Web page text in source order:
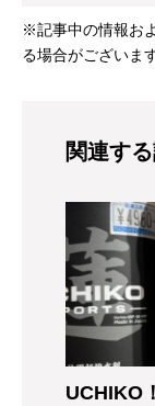
※記事中の情報お
る場合がございま
関連す
UCHIKO